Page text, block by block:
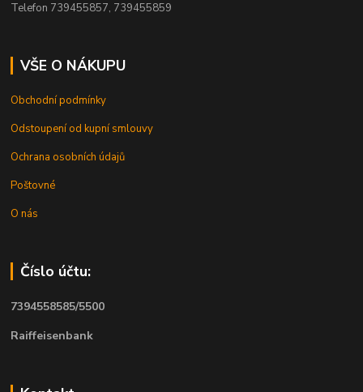
Telefon 739455857, 739455859
VŠE O NÁKUPU
Obchodní podmínky
Odstoupení od kupní smlouvy
Ochrana osobních údajů
Poštovné
O nás
Číslo účtu:
7394558585/5500
Raiffeisenbank